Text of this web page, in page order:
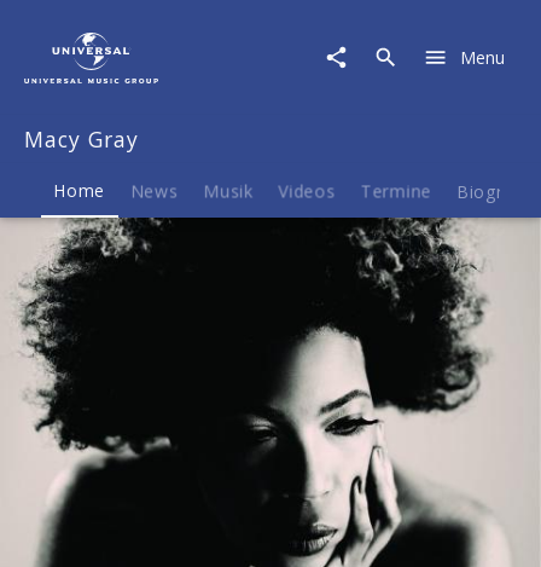
Musik
Merch
Menu
Macy Gray
Home News Musik Videos Termine Biografie